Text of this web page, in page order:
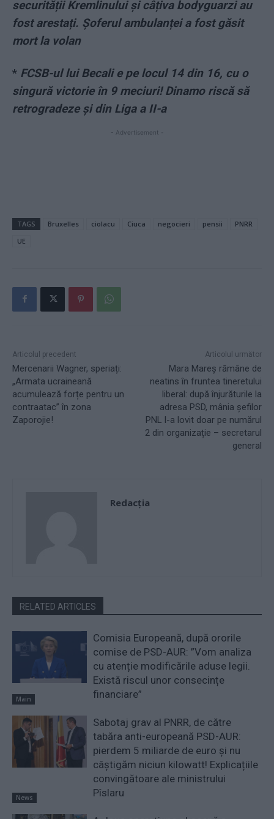
securității Kremlinului și câțiva bodyguarzi au
fost arestați. Șoferul ambulanței a fost găsit
mort la volan
* FCSB-ul lui Becali e pe locul 14 din 16, cu o
singură victorie în 9 meciuri! Dinamo riscă să
retrogradeze și din Liga a II-a
- Advertisement -
TAGS Bruxelles ciolacu Ciuca negocieri pensii
PNRR
UE
Articolul precedent
Mercenarii Wagner, speriați:
„Armata ucraineană
acumulează forțe pentru un
contraatac” în zona
Zaporojie!
Articolul următor
Mara Mareș rămâne de
neatins în fruntea tineretului
liberal: după înjurăturile la
adresa PSD, mânia șefilor
PNL l-a lovit doar pe numărul
2 din organizație – secretarul
general
Redacţia
RELATED ARTICLES
Main
Comisia Europeană, după ororile
comise de PSD-AUR: ”Vom analiza
cu atenție modificările aduse legii.
Există riscul unor consecințe
financiare”
News
Sabotaj grav al PNRR, de către
tabăra anti-europeană PSD-AUR:
pierdem 5 miliarde de euro și nu
câștigăm niciun kilowatt! Explicațiile
convingătoare ale ministrului
Pîslaru